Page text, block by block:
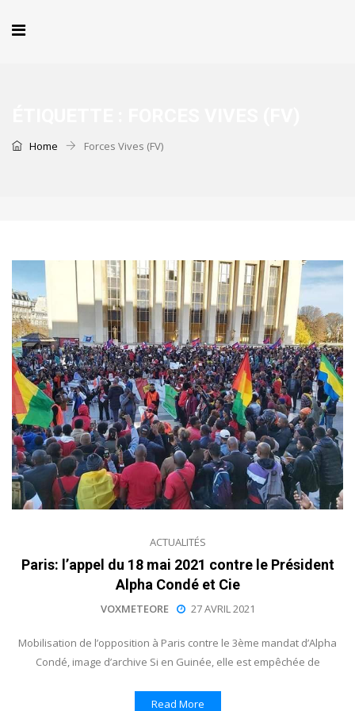
Home Forces Vives (FV)
ACTUALITÉS
Paris: l’appel du 18 mai 2021 contre le Président
Alpha Condé et Cie
VOXMETEORE 27 AVRIL 2021
Mobilisation de l’opposition à Paris contre le 3ème mandat d’Alpha
Condé, image d’archive Si en Guinée, elle est empêchée de
Read More